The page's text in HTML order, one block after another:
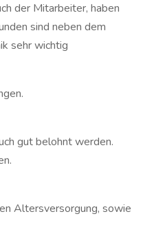
der Mitarbeiter, haben
sind neben dem
sehr wichtig
gut belohnt werden.
Altersversorgung, sowie